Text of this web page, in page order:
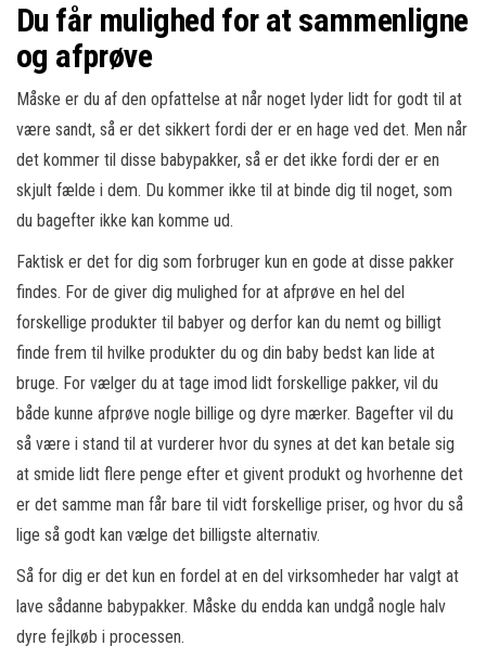
Du får mulighed for at sammenligne
og afprøve
Måske er du af den opfattelse at når noget lyder lidt for godt til at
være sandt, så er det sikkert fordi der er en hage ved det. Men når
det kommer til disse babypakker, så er det ikke fordi der er en
skjult fælde i dem. Du kommer ikke til at binde dig til noget, som
du bagefter ikke kan komme ud.
Faktisk er det for dig som forbruger kun en gode at disse pakker
findes. For de giver dig mulighed for at afprøve en hel del
forskellige produkter til babyer og derfor kan du nemt og billigt
finde frem til hvilke produkter du og din baby bedst kan lide at
bruge. For vælger du at tage imod lidt forskellige pakker, vil du
både kunne afprøve nogle billige og dyre mærker. Bagefter vil du
så være i stand til at vurderer hvor du synes at det kan betale sig
at smide lidt flere penge efter et givent produkt og hvorhenne det
er det samme man får bare til vidt forskellige priser, og hvor du så
lige så godt kan vælge det billigste alternativ.
Så for dig er det kun en fordel at en del virksomheder har valgt at
lave sådanne babypakker. Måske du endda kan undgå nogle halv
dyre fejlkøb i processen.